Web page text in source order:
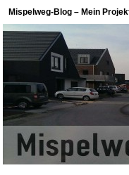
Mispelweg-Blog – Mein